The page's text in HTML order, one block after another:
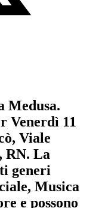
Medusa.
Venerdì 11
Viale
RN. La
generi
, Musica
e possono